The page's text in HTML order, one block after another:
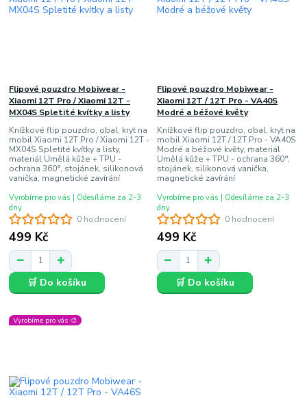
0 hodnocení
Flipové pouzdro Mobiwear -
Xiaomi 12T Pro / Xiaomi 12T -
MX04S Spletité kvítky a listy
Knížkové flip pouzdro, obal, kryt na
mobil Xiaomi 12T Pro / Xiaomi 12T -
MX04S Spletité kvítky a listy,
materiál Umělá kůže + TPU -
ochrana 360°, stojánek, silikonová
vanička, magnetické zavírání
499 Kč
Vyrobíme pro vás | Odesíláme za 2-3
dny
🛒 Do košíku
0 hodnocení
Flipové pouzdro Mobiwear -
Xiaomi 12T / 12T Pro - VA40S
Modré a béžové květy
Knížkové flip pouzdro, obal, kryt na
mobil Xiaomi 12T / 12T Pro - VA40S
Modré a béžové květy, materiál
Umělá kůže + TPU - ochrana 360°,
stojánek, silikonová vanička,
magnetické zavírání
499 Kč
Vyrobíme pro vás | Odesíláme za 2-3
dny
🛒 Do košíku
Vyrobíme pro vás 🎨